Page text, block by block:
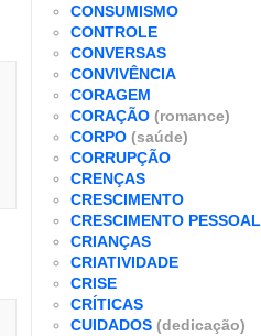
CONSUMISMO
CONTROLE
CONVERSAS
CONVIVÊNCIA
CORAGEM
CORAÇÃO (romance)
CORPO (saúde)
CORRUPÇÃO
CRENÇAS
CRESCIMENTO
CRESCIMENTO PESSOAL
CRIANÇAS
CRIATIVIDADE
CRISE
CRÍTICAS
CUIDADOS (dedicação)